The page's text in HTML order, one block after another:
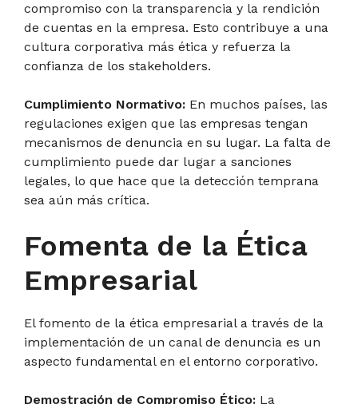
compromiso con la transparencia y la rendición
de cuentas en la empresa. Esto contribuye a una
cultura corporativa más ética y refuerza la
confianza de los stakeholders.
Cumplimiento Normativo: En muchos países, las
regulaciones exigen que las empresas tengan
mecanismos de denuncia en su lugar. La falta de
cumplimiento puede dar lugar a sanciones
legales, lo que hace que la detección temprana
sea aún más crítica.
Fomenta de la Ética
Empresarial
El fomento de la ética empresarial a través de la
implementación de un canal de denuncia es un
aspecto fundamental en el entorno corporativo.
Demostración de Compromiso Ético: La